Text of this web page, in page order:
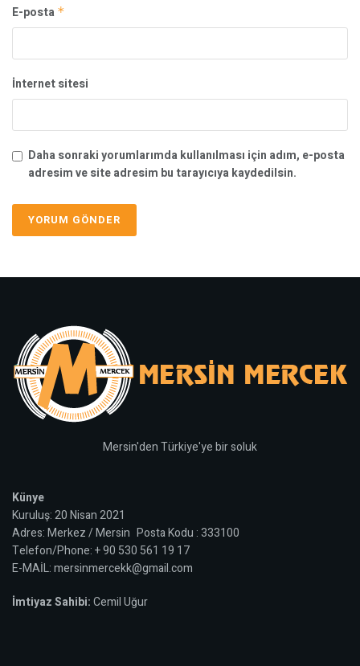
E-posta *
İnternet sitesi
Daha sonraki yorumlarımda kullanılması için adım, e-posta
adresim ve site adresim bu tarayıcıya kaydedilsin.
Mersin'den Türkiye'ye bir soluk
Künye
Kuruluş: 20 Nisan 2021
Adres: Merkez / Mersin Posta Kodu : 333100
Telefon/Phone: + 90 530 561 19 17
E-MAİL: mersinmercekk@gmail.com
İmtiyaz Sahibi:Cemil Uğur